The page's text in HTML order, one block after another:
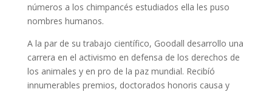
números a los chimpancés estudiados ella les puso
nombres humanos.
A la par de su trabajo científico, Goodall desarrollo una
carrera en el activismo en defensa de los derechos de
los animales y en pro de la paz mundial. Recibíó
innumerables premios, doctorados honoris causa y